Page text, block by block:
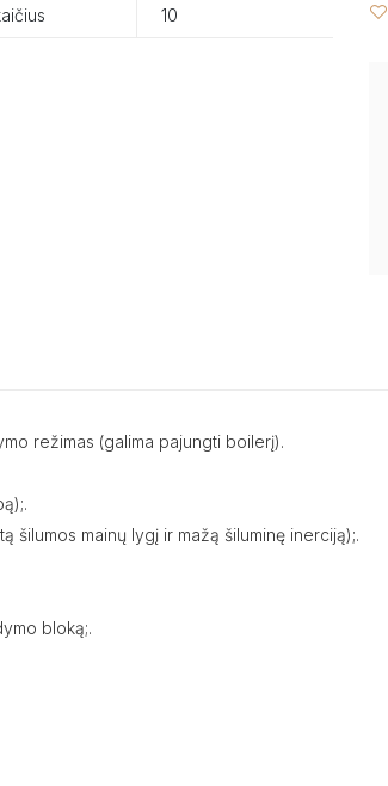
10
režimas (galima pajungti boilerį).
mainų lygį ir mažą šiluminę inerciją);.
bloką;.